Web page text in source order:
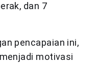
dan 7
pencapaian ini,
motivasi